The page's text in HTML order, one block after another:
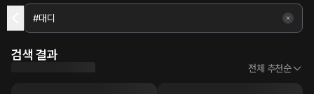
검색 결과
전체 추천순